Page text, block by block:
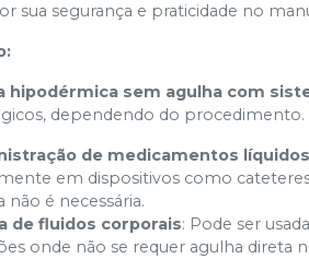
sua segurança e praticidade no
hipodérmica sem agulha com
dependendo do procedimento.
de medicamentos líquidos
em dispositivos como
não é necessária.
de fluidos corporais: Pode ser
onde não se requer agulha direta